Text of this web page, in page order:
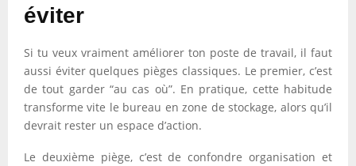
éviter
Si tu veux vraiment améliorer ton poste de travail, il faut
aussi éviter quelques pièges classiques. Le premier, c’est
de tout garder “au cas où”. En pratique, cette habitude
transforme vite le bureau en zone de stockage, alors qu’il
devrait rester un espace d’action.
Le deuxième piège, c’est de confondre organisation et